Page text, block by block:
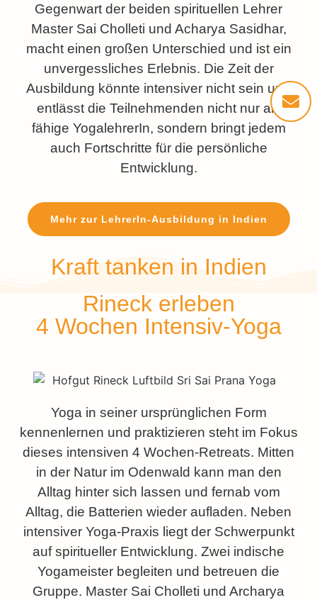
Gegenwart der beiden spirituellen Lehrer
Master Sai Cholleti und Acharya Sasidhar,
macht einen großen Unterschied und ist ein
unvergessliches Erlebnis. Die Zeit der
Ausbildung könnte intensiver nicht sein und
entlässt die Teilnehmenden nicht nur als
fähige YogalehrerIn, sondern bringt jedem
auch Fortschritte für die persönliche
Entwicklung.
Mehr zur LehrerIn-Ausbildung in Indien
Kraft tanken in Indien
Rineck erleben
4 Wochen Intensiv-Yoga
Yoga in seiner ursprünglichen Form
kennenlernen und praktizieren steht im Fokus
dieses intensiven 4 Wochen-Retreats. Mitten
in der Natur im Odenwald kann man den
Alltag hinter sich lassen und fernab vom
Alltag, die Batterien wieder aufladen. Neben
intensiver Yoga-Praxis liegt der Schwerpunkt
auf spiritueller Entwicklung. Zwei indische
Yogameister begleiten und betreuen die
Gruppe. Master Sai Cholleti und Archarya